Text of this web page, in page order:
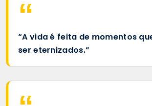
“A vida é feita de momentos
ser eternizados.”